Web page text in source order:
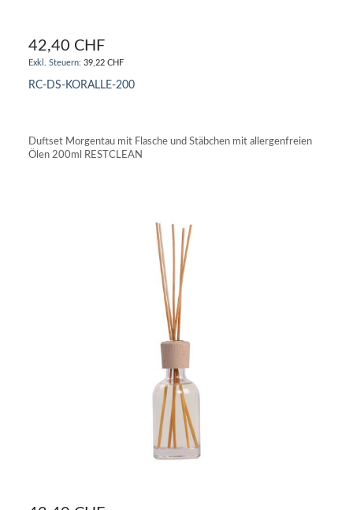
42,40 CHF
39,22 CHF
RC-DS-KORALLE-200
Duftset Morgentau mit Flasche und Stäbchen mit allergenfreien
Ölen 200ml RESTCLEAN